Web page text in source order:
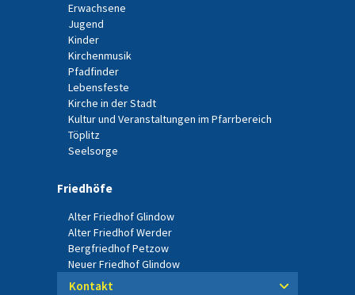
Erwachsene
Jugend
Kinder
Kirchenmusik
Pfadfinder
Lebensfeste
Kirche in der Stadt
Kultur und Veranstaltungen im Pfarrbereich
Töplitz
Seelsorge
Friedhöfe
Alter Friedhof Glindow
Alter Friedhof Werder
Bergfriedhof Petzow
Neuer Friedhof Glindow
Kontakt